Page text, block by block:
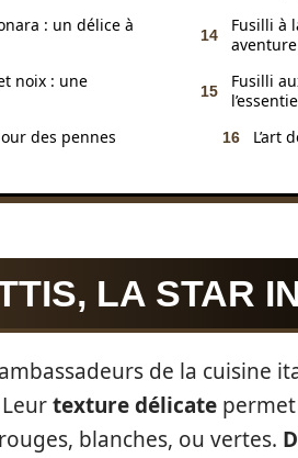
: un délice à
noix : une
des pennes
Fusilli à
Fusilli
L’art
LA STAR
de la cuisine
texture délicate
blanches, ou vertes.